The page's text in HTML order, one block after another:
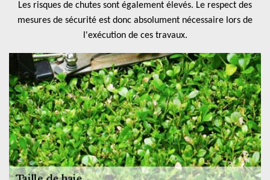
Les risques de chutes sont également élevés. Le respect des
mesures de sécurité est donc absolument nécessaire lors de
l'exécution de ces travaux.